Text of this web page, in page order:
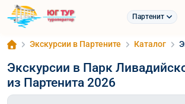
Партенит
Экскурсии в Партените Каталог
Экскурсии в Парк
из Партенита 2026